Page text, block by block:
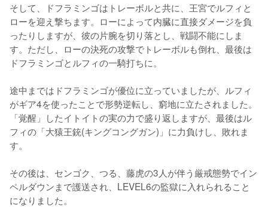
そして、ドフラミンゴはトレーボルと共に、王宮でルフィと
ローを迎え撃ちます。ローによって内臓に直接ダメージを負
ったりしますが、彼の片腕を切り落とし、戦闘不能にしま
す。ただし、ローの決死の攻撃でトレーボルも倒れ、最後は
ドフラミンゴとルフィの一騎打ちに。
途中まではドフラミンゴが優位に立っていましたが、ルフィ
がギア4を使ったことで形勢逆転し、窮地に立たされました。
「覚醒」したイトイトの実の力で盛り返しますが、最後はル
フィの「大猿王銃(キングコングガン)」に力負けし、敗れま
す。
その後は、センゴク、つる、藤虎の3人が伴う厳戒態勢でイン
ペルダウンまで護送され、LEVEL6の監獄に入れられること
になりました。